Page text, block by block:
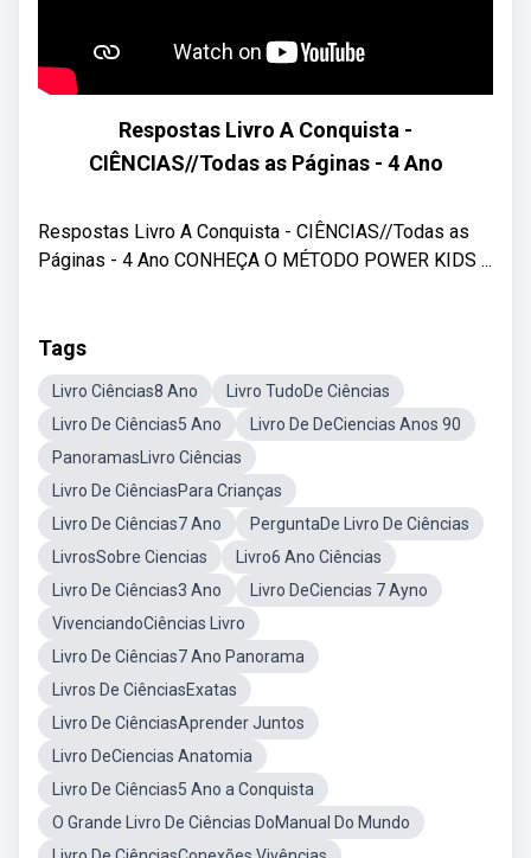
Respostas Livro A Conquista -
CIÊNCIAS//Todas as Páginas - 4 Ano
Respostas Livro A Conquista - CIÊNCIAS//Todas as
Páginas - 4 Ano CONHEÇA O MÉTODO POWER KIDS ...
Tags
Livro Ciências8 Ano
Livro TudoDe Ciências
Livro De Ciências5 Ano
Livro De DeCiencias Anos 90
PanoramasLivro Ciências
Livro De CiênciasPara Crianças
Livro De Ciências7 Ano
PerguntaDe Livro De Ciências
LivrosSobre Ciencias
Livro6 Ano Ciências
Livro De Ciências3 Ano
Livro DeCiencias 7 Ayno
VivenciandoCiências Livro
Livro De Ciências7 Ano Panorama
Livros De CiênciasExatas
Livro De CiênciasAprender Juntos
Livro DeCiencias Anatomia
Livro De Ciências5 Ano a Conquista
O Grande Livro De Ciências DoManual Do Mundo